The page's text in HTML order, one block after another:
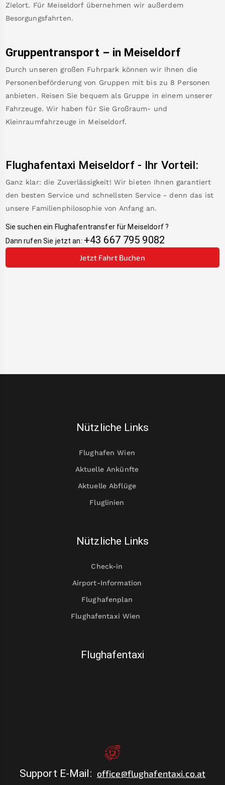
Zielort. Für Meiseldorf übernehmen wir außerdem
Besorgungsfahrten.
Gruppentransport – in Meiseldorf
Durch unseren großen Fuhrpark können wir Ihnen die
Personenbeförderung von Gruppen mit bis zu 8 Personen
anbieten. Reisen Sie bequem als Gruppe in einem unserer
Fahrzeuge. Wir haben für Sie Großraum- und
Kleinraumfahrzeuge in Meiseldorf.
Flughafentaxi Meiseldorf- Ihr Vorteil:
Ganz klar: die Zuverlässigkeit! Wir bieten Ihnen garantiert
den besten Service und schnellsten Service - denn das ist
unsere Familienphilosophie von Anfang an.
Sie suchen ein Flughafentransfer für Meiseldorf?
Dann rufen Sie jetzt an: +43 667 795 9082
Jetzt Fahrt Buchen
Nützliche Links
Flughafen Wien
Aktuelle Ankünfte
Aktuelle Abflüge
Fluglinien
Nützliche Links
Check-in
Airport-Information
Flughafenplan
Flughafentaxi Wien
Flughafentaxi
Support E-Mail: office@flughafentaxi.co.at